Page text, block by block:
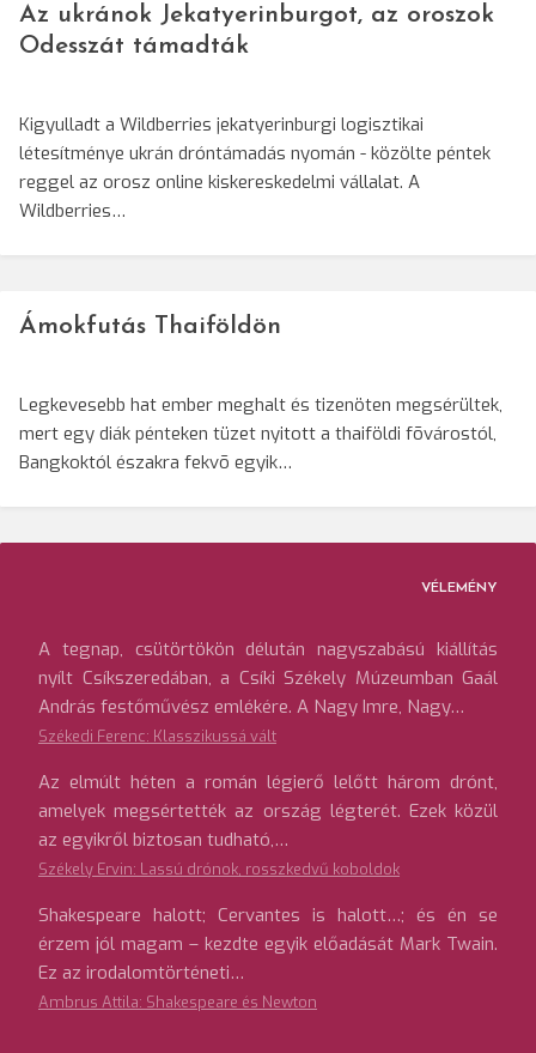
Az ukránok Jekatyerinburgot, az oroszok
Odesszát támadták
Kigyulladt a Wildberries jekatyerinburgi logisztikai
létesítménye ukrán dróntámadás nyomán - közölte péntek
reggel az orosz online kiskereskedelmi vállalat. A
Wildberries…
Ámokfutás Thaiföldön
Legkevesebb hat ember meghalt és tizenöten megsérültek,
mert egy diák pénteken tüzet nyitott a thaiföldi fõvárostól,
Bangkoktól északra fekvõ egyik…
VÉLEMÉNY
A tegnap, csütörtökön délután nagyszabású kiállítás
nyílt Csíkszeredában, a Csíki Székely Múzeumban Gaál
András festőművész emlékére. A Nagy Imre, Nagy…
Székedi Ferenc: Klasszikussá vált
Az elmúlt héten a román légierő lelőtt három drónt,
amelyek megsértették az ország légterét. Ezek közül
az egyikről biztosan tudható,…
Székely Ervin: Lassú drónok, rosszkedvű koboldok
Shakespeare halott; Cervantes is halott…; és én se
érzem jól magam – kezdte egyik előadását Mark Twain.
Ez az irodalomtörténeti…
Ambrus Attila: Shakespeare és Newton